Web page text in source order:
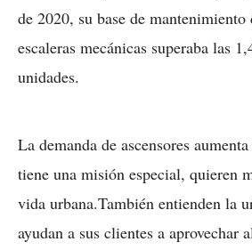
de 2020, su base de mantenimiento
escaleras mecánicas superaba las
unidades.
La demanda de ascensores
tiene una misión especial, quieren
vida urbana.También entienden la
ayudan a sus clientes a aprovechar